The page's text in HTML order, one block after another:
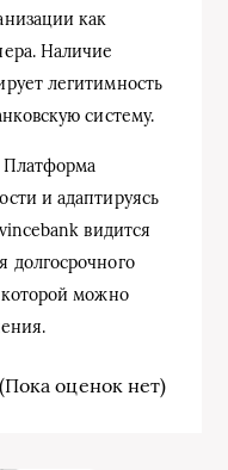
как
Наличие
легитимность
систему.
Платформа
и адаптируясь
видится
долгосрочного
которой можно
оценок нет)